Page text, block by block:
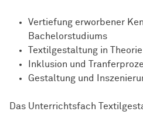
Vertiefung erworbener
Bachelorstudiums
Textilgestaltung in
Inklusion und
Gestaltung und
Das Unterrichtsfach